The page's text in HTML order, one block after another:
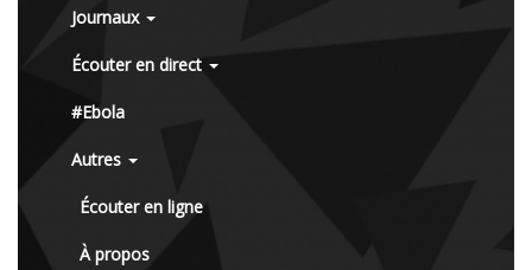
Journaux
Écouter en direct
#Ebola
Autres
Écouter en ligne
À propos